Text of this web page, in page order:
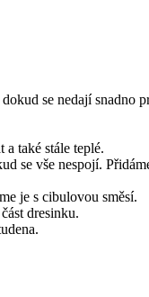
se nedají snadno
také stále teplé.
se vše nespojí.
je s cibulovou směsí.
dresinku.